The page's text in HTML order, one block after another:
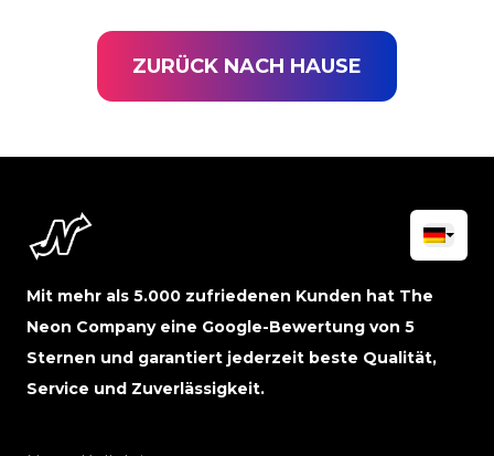
ZURÜCK NACH HAUSE
Mit mehr als 5.000 zufriedenen Kunden hat The
Neon Company eine Google-Bewertung von 5
Sternen und garantiert jederzeit beste Qualität,
Service und Zuverlässigkeit.